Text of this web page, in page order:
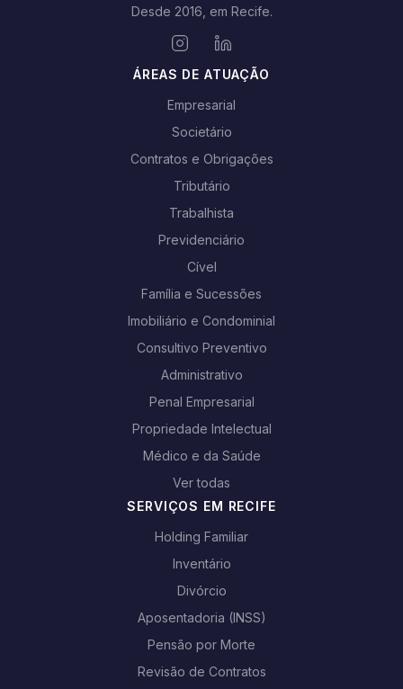
Desde 2016, em Recife.
ÁREAS DE ATUAÇÃO
Empresarial
Societário
Contratos e Obrigações
Tributário
Trabalhista
Previdenciário
Cível
Família e Sucessões
Imobiliário e Condominial
Consultivo Preventivo
Administrativo
Penal Empresarial
Propriedade Intelectual
Médico e da Saúde
Ver todas
SERVIÇOS EM RECIFE
Holding Familiar
Inventário
Divórcio
Aposentadoria (INSS)
Pensão por Morte
Revisão de Contratos